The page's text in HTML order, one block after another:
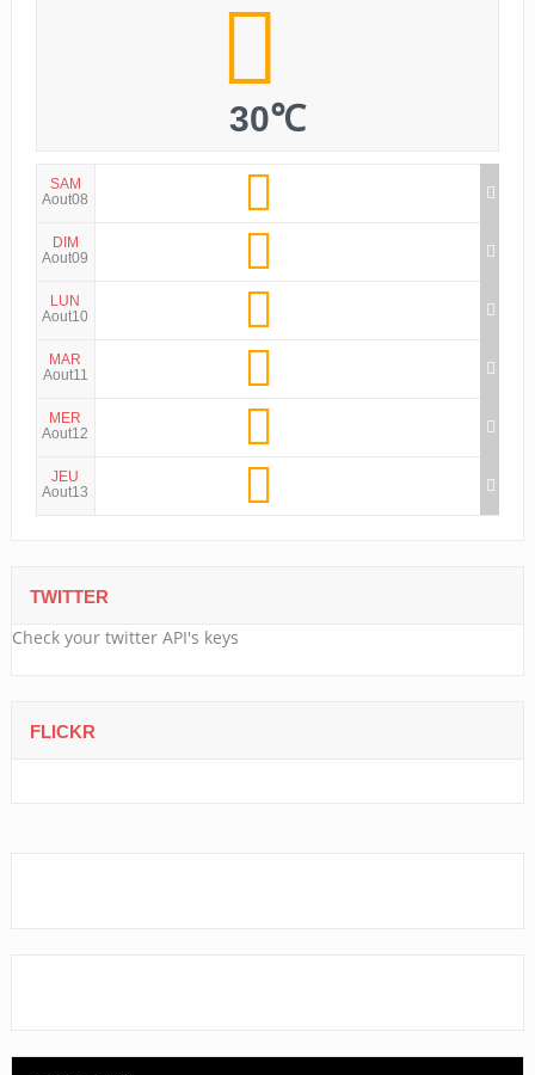
30℃
SAM
Aout08
DIM
Aout09
LUN
Aout10
MAR
Aout11
MER
Aout12
JEU
Aout13
TWITTER
Check your twitter API's keys
FLICKR